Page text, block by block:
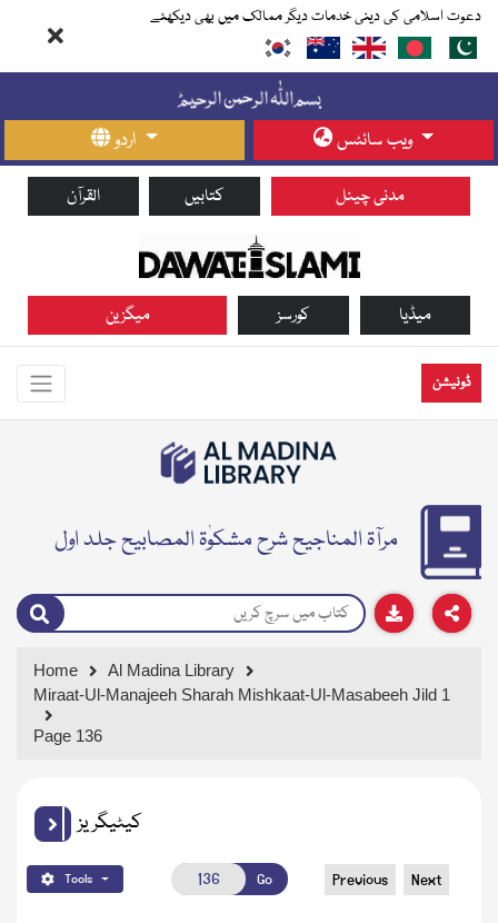
دعوت اسلامی کی دینی خدمات دیگر ممالک میں بھی دیکھئے
اردو ویب سائٹس
القرآن کتابیں مدنی چینل
میگزین کورسز میڈیا
ڈونیشن
مرآۃ المناجیح شرح مشکوٰۃ المصابیح جلد اول
Home
Al Madina Library
Miraat-Ul-Manajeeh Sharah Mishkaat-Ul-Masabeeh Jild 1
Page 136
کیٹیگریز
Tools Go Previous Next